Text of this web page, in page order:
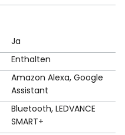
Ja
Enthalten
Amazon Alexa, Google
Assistant
Bluetooth, LEDVANCE
SMART+